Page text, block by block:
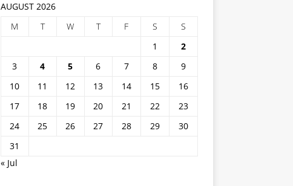
AUGUST 2026
M
T W T F S
S
1
2
3
4 5 6 7 8
9
10
11 12 13 14 15
16
17
18 19 20 21 22
23
24
25 26 27 28 29
30
31
« Jul